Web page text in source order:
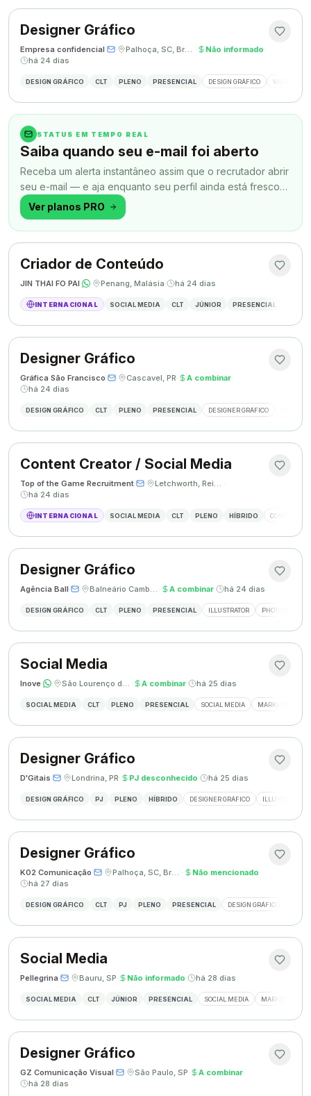
Designer Gráfico
Empresa confidencial· · Palhoça, SC, Brasil · Não informado·
há 24 dias
DESIGN GRÁFICO CLT PLENO PRESENCIAL DESIGN GRÁFICO VAGA
STATUS EM TEMPO REAL
Saiba quando seu e-mail foi aberto
Receba um alerta instantâneo assim que o recrutador abrir
seu e-mail — e aja enquanto seu perfil ainda está fresco
na memória.
Ver planos PRO
Criador de Conteúdo
JIN THAI FO PAI· · Penang, Malásia· há 24 dias
INTERNACIONAL SOCIAL MEDIA CLT JÚNIOR PRESENCIAL
Designer Gráfico
Gráfica São Francisco· · Cascavel, PR· A combinar·
há 24 dias
DESIGN GRÁFICO CLT PLENO PRESENCIAL DESIGNER GRÁFICO
Content Creator / Social Media
Top of the Game Recruitment· · Letchworth, Reino Unido ·
há 24 dias
INTERNACIONAL SOCIAL MEDIA CLT PLENO HÍBRIDO CONTENT
Designer Gráfico
Agência Ball· · Balneário Camboriú, SC · A combinar· há 24 dias
DESIGN GRÁFICO CLT PLENO PRESENCIAL ILLUSTRATOR PHOTOSHOP
Social Media
Inove· · São Lourenço do Oeste, SC · A combinar· há 25 dias
SOCIAL MEDIA CLT PLENO PRESENCIAL SOCIAL MEDIA MARKETING
Designer Gráfico
D'Gitais· · Londrina, PR· PJ desconhecido· há 25 dias
DESIGN GRÁFICO PJ PLENO HÍBRIDO DESIGNER GRÁFICO ILLUSTRATOR
Designer Gráfico
K02 Comunicação· · Palhoça, SC, Brasil · Não mencionado·
há 27 dias
DESIGN GRÁFICO CLT PJ PLENO PRESENCIAL DESIGN GRÁFICO
Social Media
Pellegrina· · Bauru, SP· Não informado· há 28 dias
SOCIAL MEDIA CLT JÚNIOR PRESENCIAL SOCIAL MEDIA MARKETING
Designer Gráfico
GZ Comunicação Visual· · São Paulo, SP· A combinar·
há 28 dias